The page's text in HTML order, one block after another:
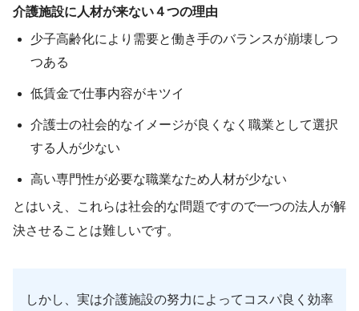
介護施設に人材が来ない４つの理由
少子高齢化により需要と働き手のバランスが崩壊しつ
つある
低賃金で仕事内容がキツイ
介護士の社会的なイメージが良くなく職業として選択
する人が少ない
高い専門性が必要な職業なため人材が少ない
とはいえ、これらは社会的な問題ですので一つの法人が解
決させることは難しいです。
しかし、実は介護施設の努力によってコスパ良く効率